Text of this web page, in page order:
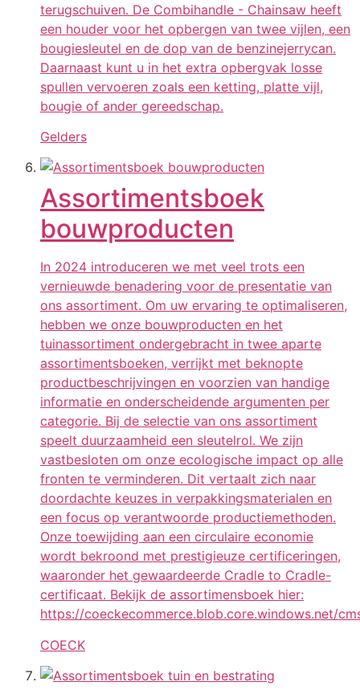
terugschuiven. De Combihandle - Chainsaw heeft
een houder voor het opbergen van twee vijlen, een
bougiesleutel en de dop van de benzinejerrycan.
Daarnaast kunt u in het extra opbergvak losse
spullen vervoeren zoals een ketting, platte vijl,
bougie of ander gereedschap.
Gelders
Assortimentsboek
bouwproducten
In 2024 introduceren we met veel trots een
vernieuwde benadering voor de presentatie van
ons assortiment. Om uw ervaring te optimaliseren,
hebben we onze bouwproducten en het
tuinassortiment ondergebracht in twee aparte
assortimentsboeken, verrijkt met beknopte
productbeschrijvingen en voorzien van handige
informatie en onderscheidende argumenten per
categorie. Bij de selectie van ons assortiment
speelt duurzaamheid een sleutelrol. We zijn
vastbesloten om onze ecologische impact op alle
fronten te verminderen. Dit vertaalt zich naar
doordachte keuzes in verpakkingsmaterialen en
een focus op verantwoorde productiemethoden.
Onze toewijding aan een circulaire economie
wordt bekroond met prestigieuze certificeringen,
waaronder het gewaardeerde Cradle to Cradle-
certificaat. Bekijk de assortimensboek hier:
https://coeckecommerce.blob.core.windows.net/
COECK